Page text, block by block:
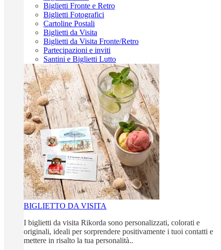
Biglietti Fronte e Retro
Biglietti Fotografici
Cartoline Postali
Biglietti da Visita
Biglietti da Visita Fronte/Retro
Partecipazioni e inviti
Santini e Biglietti Lutto
BIGLIETTO DA VISITA
I biglietti da visita Rikorda sono personalizzati, colorati e
originali, ideali per sorprendere positivamente i tuoi contatti e
mettere in risalto la tua personalità..